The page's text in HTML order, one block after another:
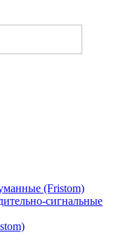
(Fristom)
сигнальные